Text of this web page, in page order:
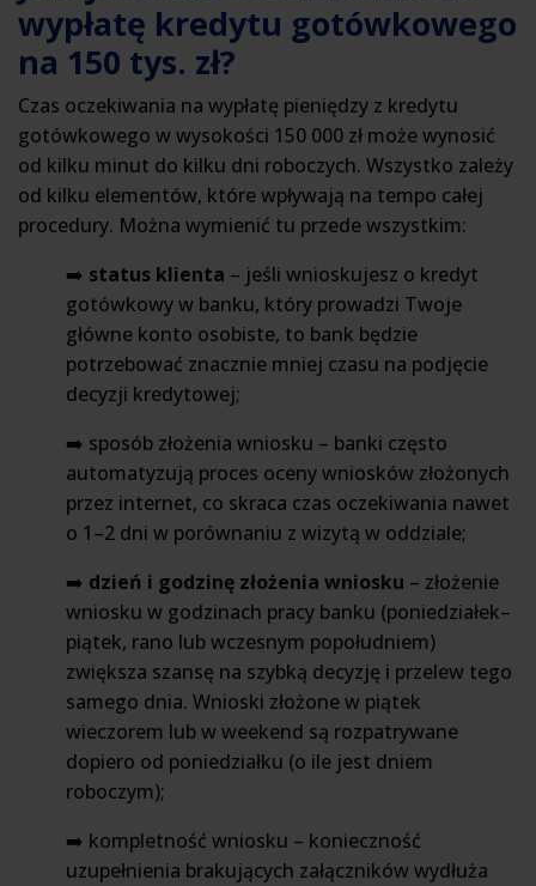
wypłatę kredytu gotówkowego
na 150 tys. zł?
Czas oczekiwania na wypłatę pieniędzy z kredytu
gotówkowego w wysokości 150 000 zł może wynosić
od kilku minut do kilku dni roboczych. Wszystko zależy
od kilku elementów, które wpływają na tempo całej
procedury. Można wymienić tu przede wszystkim:
➡️ status klienta – jeśli wnioskujesz o kredyt
gotówkowy w banku, który prowadzi Twoje
główne konto osobiste, to bank będzie
potrzebować znacznie mniej czasu na podjęcie
decyzji kredytowej;
➡️ sposób złożenia wniosku – banki często
automatyzują proces oceny wniosków złożonych
przez internet, co skraca czas oczekiwania nawet
o 1–2 dni w porównaniu z wizytą w oddziale;
➡️ dzień i godzinę złożenia wniosku – złożenie
wniosku w godzinach pracy banku (poniedziałek–
piątek, rano lub wczesnym popołudniem)
zwiększa szansę na szybką decyzję i przelew tego
samego dnia. Wnioski złożone w piątek
wieczorem lub w weekend są rozpatrywane
dopiero od poniedziałku (o ile jest dniem
roboczym);
➡️ kompletność wniosku – konieczność
uzupełnienia brakujących załączników wydłuża